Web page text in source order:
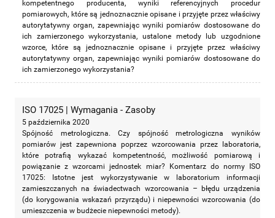
kompetentnego producenta, wyniki referencyjnych procedur
pomiarowych, które są jednoznacznie opisane i przyjęte przez właściwy
autorytatywny organ, zapewniając wyniki pomiarów dostosowane do
ich zamierzonego wykorzystania, ustalone metody lub uzgodnione
wzorce, które są jednoznacznie opisane i przyjęte przez właściwy
autorytatywny organ, zapewniając wyniki pomiarów dostosowane do
ich zamierzonego wykorzystania?
ISO 17025 | Wymagania - Zasoby
5 października 2020
Spójność metrologiczna. Czy spójność metrologiczna wyników
pomiarów jest zapewniona poprzez wzorcowania przez laboratoria,
które potrafią wykazać kompetentność, możliwość pomiarową i
powiązanie z wzorcami jednostek miar? Komentarz do normy ISO
17025: Istotne jest wykorzystywanie w laboratorium informacji
zamieszczanych na świadectwach wzorcowania – błędu urządzenia
(do korygowania wskazań przyrządu) i niepewności wzorcowania (do
umieszczenia w budżecie niepewności metody).